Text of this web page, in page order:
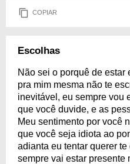
COPIAR
Escolhas
Não sei o porquê de estar
pra mim mesma não te
inevitável, eu sempre vou
que você duvide, e as
Meu sentimento por você
que você seja idiota ao
adianta eu tentar querer
sempre vai estar presente